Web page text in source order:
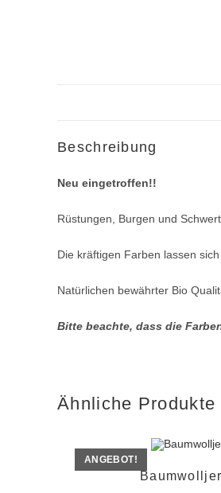
Beschreibung
Neu eingetroffen!!
Rüstungen, Burgen und
Die kräftigen Farben lassen
Natürlichen bewährter Bio
Bitte beachte, dass die
Ähnliche Produkte
ANGEBOT!